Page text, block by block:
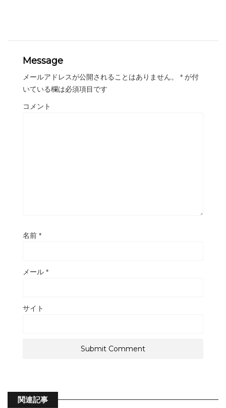
Message
メールアドレスが公開されることはありません。 * が付
いている欄は必須項目です
コメント
名前 *
メール *
サイト
関連記事